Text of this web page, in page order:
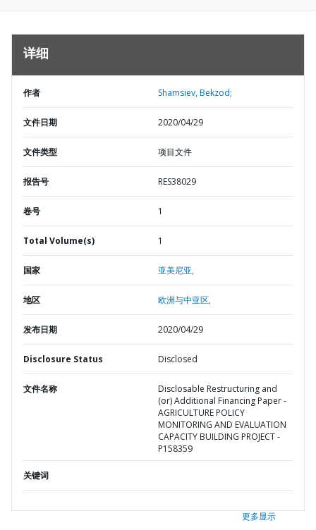
详细
作者 Shamsiev, Bekzod;
文件日期 2020/04/29
文件类型 项目文件
报告号 RES38029
卷号 1
Total Volume(s) 1
国家 亚美尼亚,
地区 欧洲与中亚区,
发布日期 2020/04/29
Disclosure Status Disclosed
文件名称
Disclosable Restructuring and
(or) Additional Financing Paper -
AGRICULTURE POLICY
MONITORING AND EVALUATION
CAPACITY BUILDING PROJECT -
P158359
关键词
更多显示